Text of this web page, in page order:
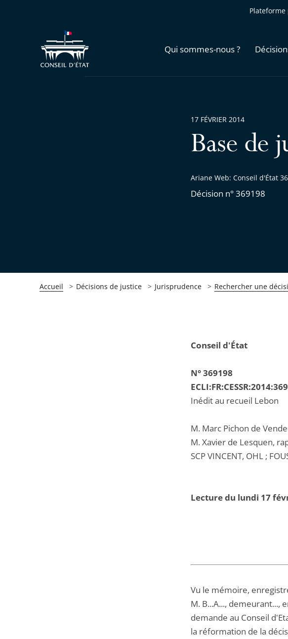
Qui sommes-nous ?
Base de
Ariane Web: Conseil d'État
Décision n° 369198
17 FÉVRIER 2014
Accueil Décisions de justice Jurisprudence Rechercher une
Conseil d'État
N° 369198
Inédit au recueil Lebon
M. Marc Pichon de
M. Xavier de Lesquen,
SCP VINCENT, OHL ;
Lecture du lundi 17
Vu le mémoire,
M. B...A..., demeurant...,
demande au Conseil
la réformation de la